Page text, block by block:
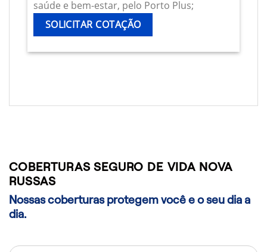
saúde e bem-estar, pelo Porto Plus;
SOLICITAR COTAÇÃO
COBERTURAS SEGURO DE VIDA NOVA
RUSSAS
Nossas coberturas protegem você e o seu dia a
dia.